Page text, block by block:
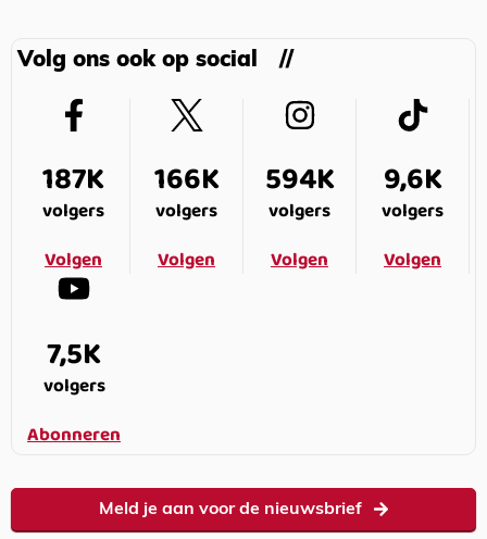
Volg ons ook op social
187K
volgers
Volgen
166K
volgers
Volgen
594K
volgers
Volgen
9,6K
volgers
Volgen
7,5K
volgers
Abonneren
Meld je aan voor de nieuwsbrief